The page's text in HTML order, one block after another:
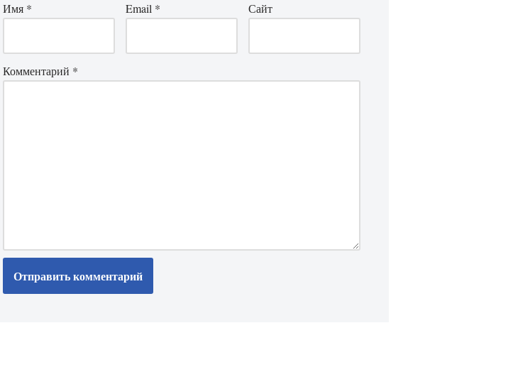
Имя * Email * Сайт
Комментарий *